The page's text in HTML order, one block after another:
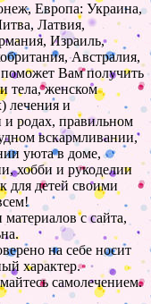
Европа: Украина,
Латвия,
Израиль,
Австралия,
Вам получить
тела, женском
лечения и
и родах, правильном
вскармливании,
уюта в доме,
хобби и рукоделии
для детей своими
с сайта,
на себе носит
характер.
самолечением.